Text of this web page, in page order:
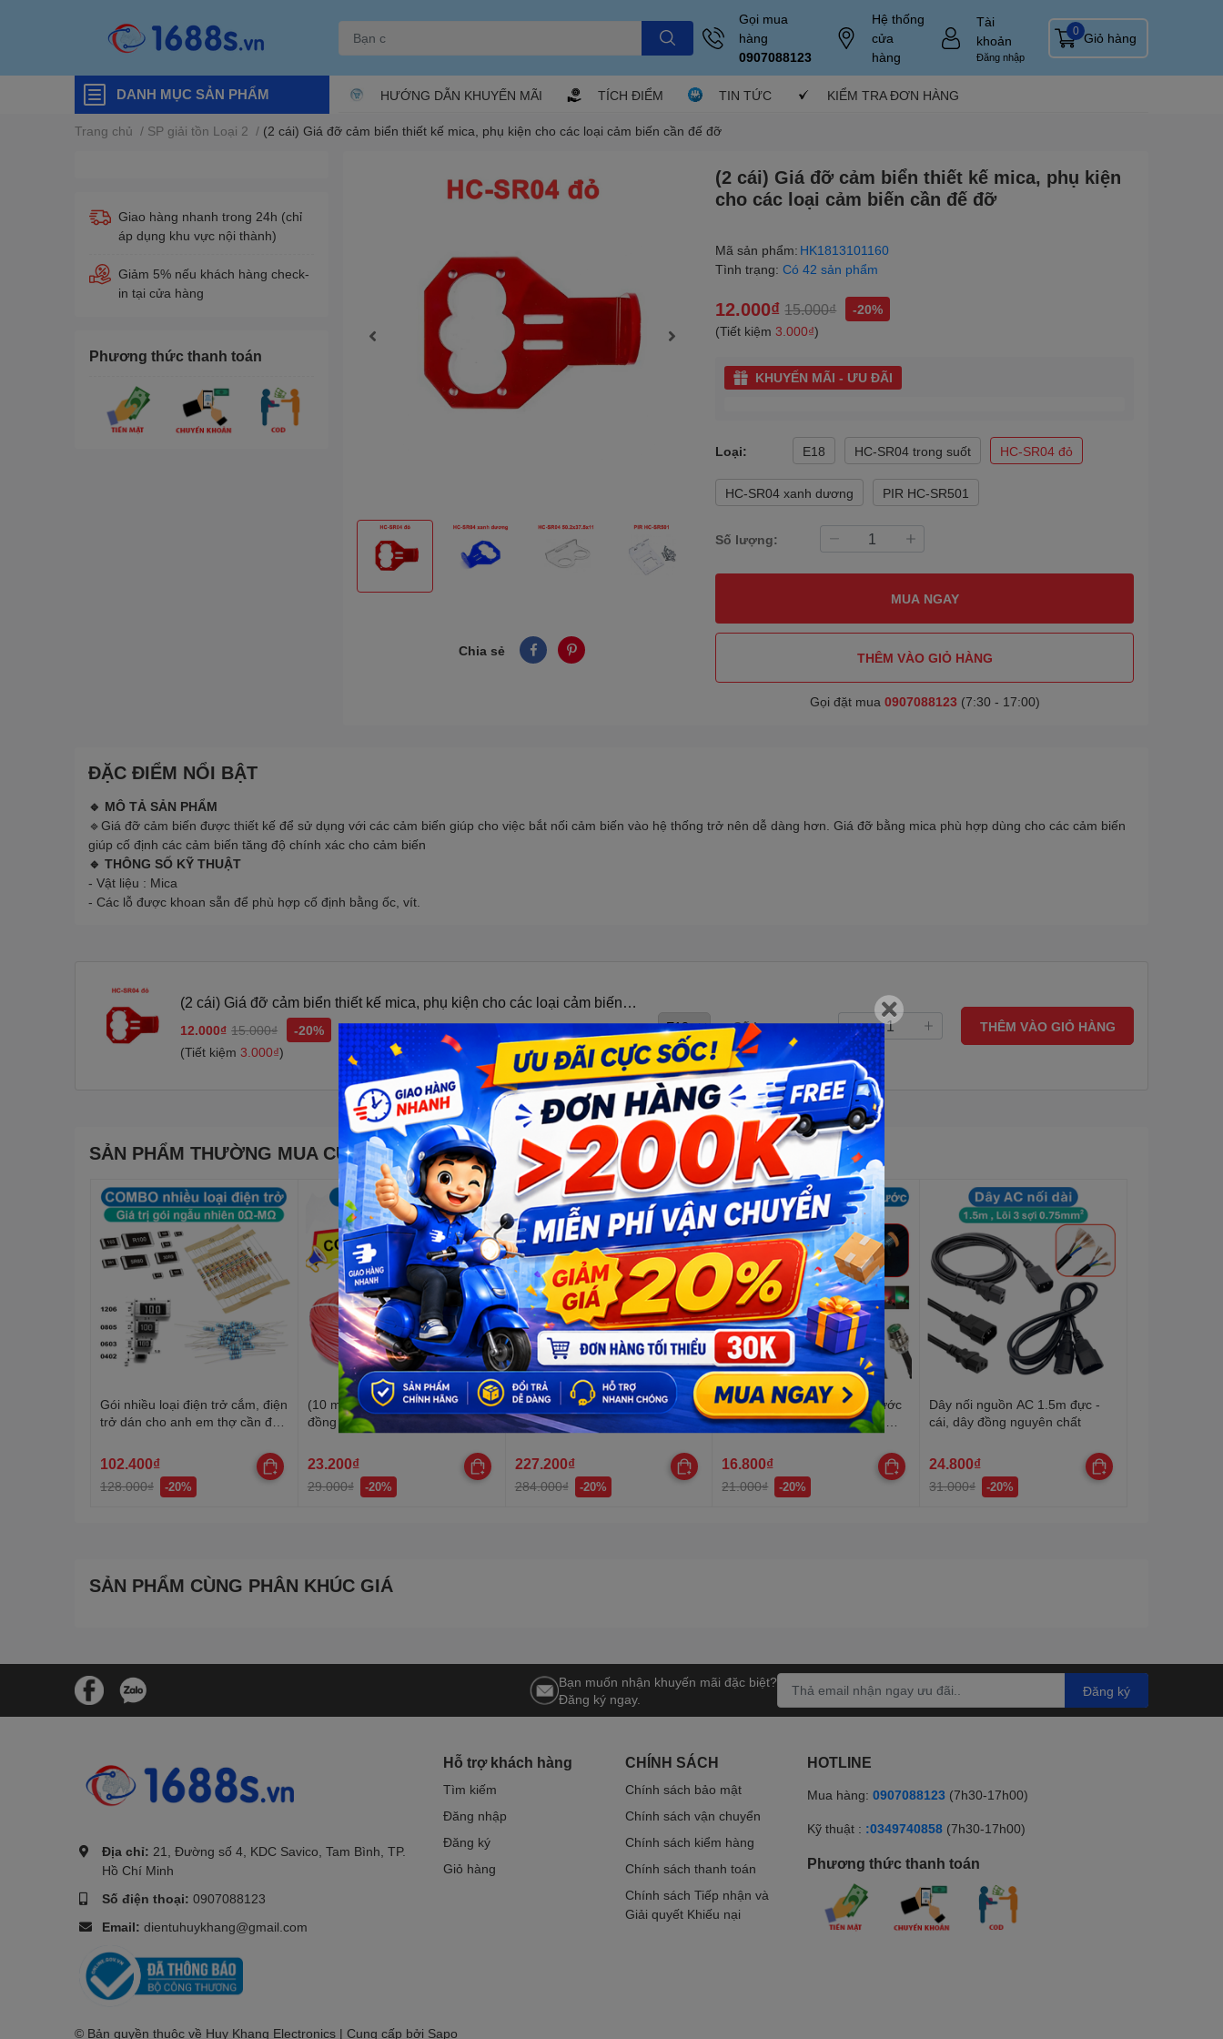
Gọi mua
hàng
0907088123
Hệ thống
cửa
hàng
Tài
khoản
Đăng nhập
Giỏ hàng
0
DANH MỤC SẢN PHẨM HƯỚNG DẪN KHUYẾN MÃI TÍCH ĐIỂM TIN TỨC KIỂM TRA ĐƠN HÀNG
Trang chủ / SP giải tồn Loại 2 / (2 cái) Giá đỡ cảm biển thiết kế mica, phụ kiện cho các loại cảm biến cần đế đỡ
Giao hàng nhanh trong 24h (chỉ
áp dụng khu vực nội thành)
Giảm 5% nếu khách hàng check-
in tại cửa hàng
Phương thức thanh toán
Chia sẻ
(2 cái) Giá đỡ cảm biển thiết kế mica, phụ kiện
cho các loại cảm biến cần đế đỡ
Mã sản phẩm: HK1813101160
Tình trạng: Có 42 sản phẩm
12.000₫ 15.000₫
-20%
(Tiết kiệm3.000₫)
KHUYẾN MÃI - ƯU ĐÃI
Loại: E18 HC-SR04 trong suốt HC-SR04 đỏ
HC-SR04 xanh dương PIR HC-SR501
Số lượng:
MUA NGAY
THÊM VÀO GIỎ HÀNG
Gọi đặt mua 0907088123 (7:30 - 17:00)
ĐẶC ĐIỂM NỔI BẬT
🔹 MÔ TẢ SẢN PHẨM
🔹Giá đỡ cảm biến được thiết kế để sử dụng với các cảm biến giúp cho việc bắt nối cảm biến vào hệ thống trở nên dễ dàng hơn. Giá đỡ bằng mica phù hợp dùng cho các cảm biến
giúp cố định các cảm biến tăng độ chính xác cho cảm biến
🔹 THÔNG SỐ KỸ THUẬT
- Vật liệu : Mica
- Các lỗ được khoan sẵn để phù hợp cố định bằng ốc, vít.
(2 cái) Giá đỡ cảm biển thiết kế mica, phụ kiện cho các loại cảm biến
cần đế đỡ
12.000₫ 15.000₫
-20%
(Tiết kiệm3.000₫)
Số lượng: THÊM VÀO GIỎ HÀNG
SẢN PHẨM THƯỜNG MUA CÙNG
Gói nhiều loại điện trở cắm, điện
trở dán cho anh em thợ cần đủ
102.400₫
128.000₫ -20%
(10 mét) Dây điện PVC, 1 lõi
đồng si chì, nhiều lõi mạ thiếc,
20-22AWG
23.200₫
29.000₫ -20%
Kìm bấm cos ghim YTH dây
điện từ 30AWG-10AWG
227.200₫
284.000₫ -20%
LED vỏ inox nối có chống nước
12VDC,dây dài 20cm,đường
kính ren 8mm
16.800₫
21.000₫ -20%
Dây nối nguồn AC 1.5m đực -
cái, dây đồng nguyên chất
24.800₫
31.000₫ -20%
SẢN PHẨM CÙNG PHÂN KHÚC GIÁ
Bạn muốn nhận khuyến mãi đặc biệt?
Đăng ký ngay.
Đăng ký
Địa chỉ: 21, Đường số 4, KDC Savico, Tam Bình, TP.
Hồ Chí Minh
Số điện thoại: 0907088123
Email: dientuhuykhang@gmail.com
Hỗ trợ khách hàng
Tìm kiếm
Đăng nhập
Đăng ký
Giỏ hàng
CHÍNH SÁCH
Chính sách bảo mật
Chính sách vận chuyển
Chính sách kiểm hàng
Chính sách thanh toán
Chính sách Tiếp nhận và
Giải quyết Khiếu nại
HOTLINE
Mua hàng: 0907088123 (7h30-17h00)
Kỹ thuật : :0349740858 (7h30-17h00)
Phương thức thanh toán
© Bản quyền thuộc về Huy Khang Electronics | Cung cấp bởi Sapo